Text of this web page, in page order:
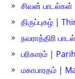
சிவன் பாடல்கள்
திருப்புகழ் |
நவராத்திரி
பரிகாரம் |
மகாபாரதம் |